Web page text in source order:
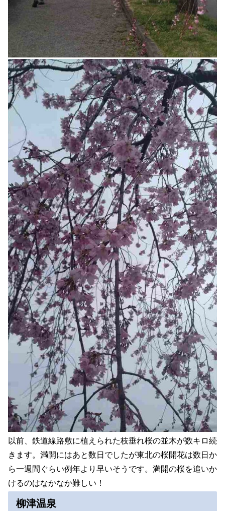
以前、鉄道線路敷に植えられた枝垂れ桜の並木が数キロ続
きます。満開にはあと数日でしたが東北の桜開花は数日か
ら一週間ぐらい例年より早いそうです。満開の桜を追いか
けるのはなかなか難しい！
柳津温泉